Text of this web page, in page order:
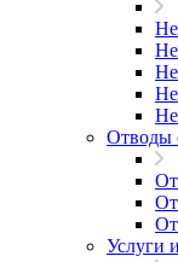
Отводы
Услуги